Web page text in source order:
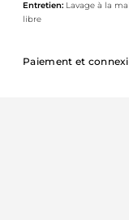
Entretien: Lavage à la
libre
Paiement et